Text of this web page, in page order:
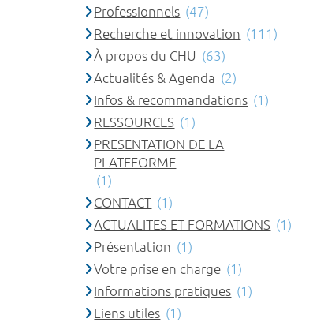
Professionnels (47)
Recherche et innovation (111)
À propos du CHU (63)
Actualités & Agenda (2)
Infos & recommandations (1)
RESSOURCES (1)
PRESENTATION DE LA
PLATEFORME
(1)
CONTACT (1)
ACTUALITES ET FORMATIONS (1)
Présentation (1)
Votre prise en charge (1)
Informations pratiques (1)
Liens utiles (1)